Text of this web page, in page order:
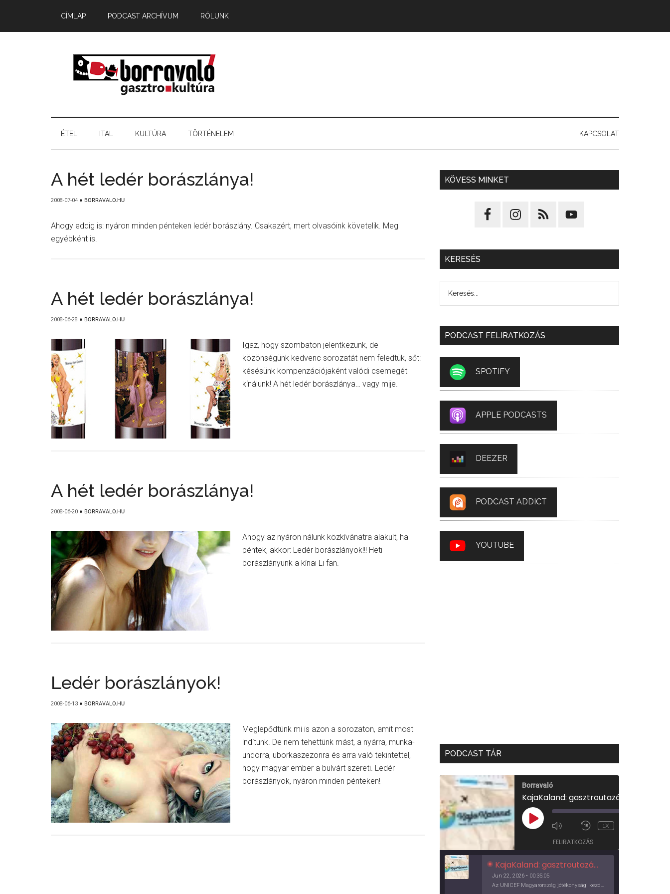
CÍMLAP PODCAST ARCHÍVUM RÓLUNK
ÉTEL ITAL KULTÚRA TÖRTÉNELEM KAPCSOLAT
A hét ledér borászlánya!
2008-07-04 ● BORRAVALO.HU
Ahogy eddig is: nyáron minden pénteken ledér borászlány. Csakazért, mert olvasóink követelik. Meg
egyébként is.
A hét ledér borászlánya!
2008-06-28 ● BORRAVALO.HU
Igaz, hogy szombaton jelentkezünk, de
közönségünk kedvenc sorozatát nem feledtük, sőt:
késésünk kompenzációjaként valódi csemegét
kínálunk! A hét ledér borászlánya… vagy mije.
A hét ledér borászlánya!
2008-06-20 ● BORRAVALO.HU
Ahogy az nyáron nálunk közkívánatra alakult, ha
péntek, akkor: Ledér borászlányok!!! Heti
borászlányunk a kínai Li fan.
Ledér borászlányok!
2008-06-13 ● BORRAVALO.HU
Meglepődtünk mi is azon a sorozaton, amit most
indítunk. De nem tehettünk mást, a nyárra, munka-
undorra, uborkaszezonra és arra való tekintettel,
hogy magyar ember a bulvárt szereti. Ledér
borászlányok, nyáron minden pénteken!
KÖVESS MINKET
KERESÉS
PODCAST FELIRATKOZÁS
SPOTIFY
APPLE PODCASTS
DEEZER
PODCAST ADDICT
YOUTUBE
PODCAST TÁR
Borravaló
PLAY
EPISODE
1X
FELIRATKOZÁS
KajaKaland: gasztroutazás a föld körül
Jun 22, 2026 • 00:35:05
Az UNICEF Magyarország jótékonysági kezdeményezése izgalmas, egész éves világkörüli ízutazásra hív, igazi családi program és gasztroedukáció, illetve segítség a rászorulóknak is egyben.